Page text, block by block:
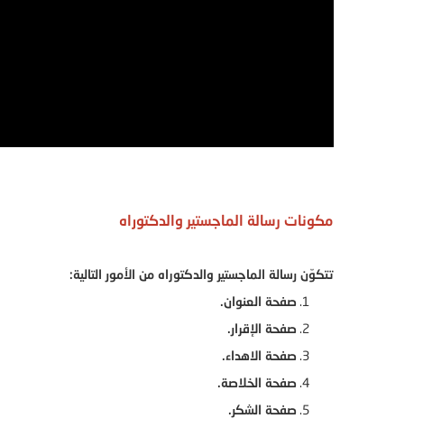
مكونات رسالة الماجستير والدكتوراه
تتكوّن رسالة الماجستير والدكتوراه من الأمور التالية:
صفحة العنوان.
صفحة الإقرار.
صفحة الاهداء.
صفحة الخلاصة.
صفحة الشكر.